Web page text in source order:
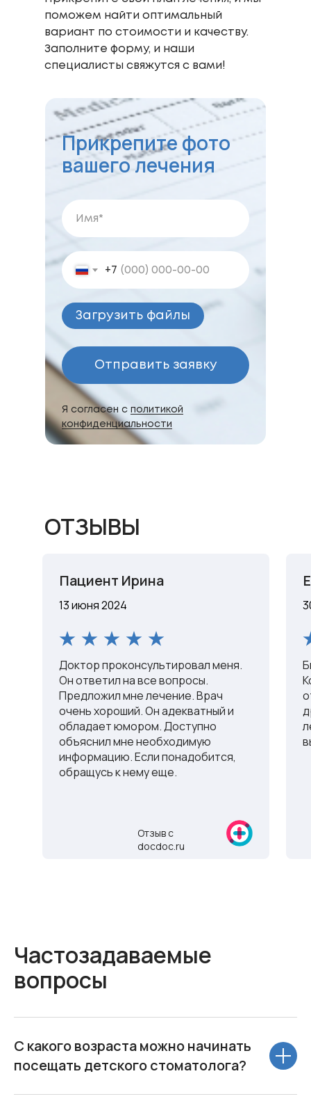
поможем найти оптимальный
вариант по стоимости и качеству.
Заполните форму, и наши
специалисты свяжутся с вами!
+7
Загрузить файлы
Отправить заявку
Прикрепите фото
вашего лечения
Я согласен с политикой
конфиденциальности
ОТЗЫВЫ
Пациент Ирина
13 июня 2024
Доктор проконсультировал меня.
Он ответил на все вопросы.
Предложил мне лечение. Врач
очень хороший. Он адекватный и
обладает юмором. Доступно
объяснил мне необходимую
информацию. Если понадобится,
обращусь к нему еще.
Отзыв с
docdoc.ru
Частозадаваемые
вопросы
С какого возраста можно начинать
посещать детского стоматолога?